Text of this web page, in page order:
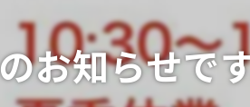
お知らせで